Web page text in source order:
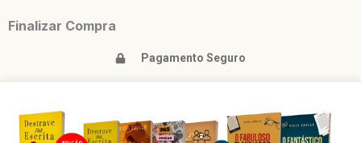
Finalizar Compra
Pagamento Seguro